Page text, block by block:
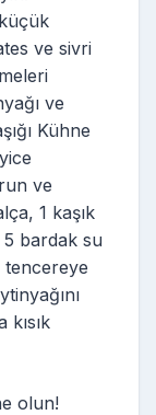
ve sivri
ve
Kühne
ve
1 kaşık
5 bardak su
tencereye
olun!